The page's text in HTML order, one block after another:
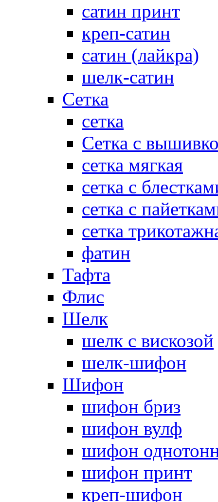
сатин принт
креп-сатин
сатин (лайкра)
шелк-сатин
Сетка
сетка
Сетка с
сетка мягкая
сетка с
сетка с
сетка
фатин
Тафта
Флис
Шелк
шелк с вискозой
шелк-шифон
Шифон
шифон бриз
шифон вулф
шифон
шифон принт
креп-шифон